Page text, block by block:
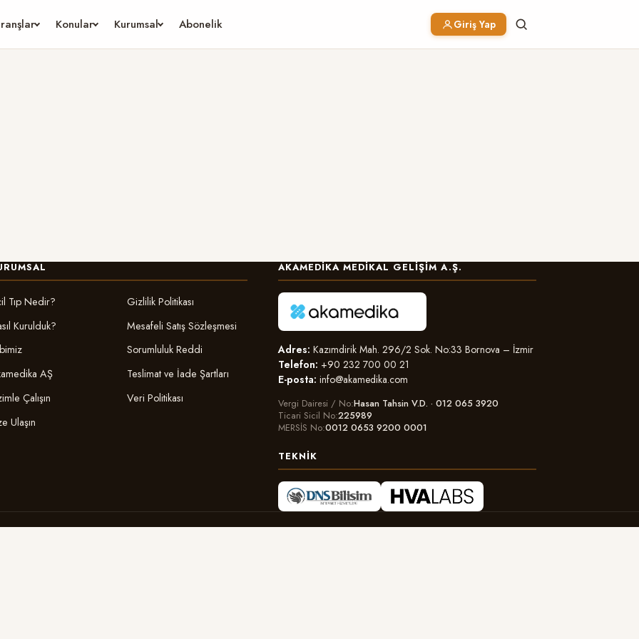
Konular Kurumsal Abonelik Giriş Yap
Tıp Nedir?
Kurulduk?
AŞ
Çalışın
Ulaşın
Gizlilik Politikası
Mesafeli Satış Sözleşmesi
Sorumluluk Reddi
Teslimat ve İade Şartları
Veri Politikası
AKAMEDIKA MEDIKAL GELIŞIM A.Ş.
Adres: Kazımdirik Mah. 296/2 Sok. No:33 Bornova – İzmir
Telefon: +90 232 700 00 21
E-posta: info@akamedika.com
Vergi Dairesi / No Hasan Tahsin V.D. · 012 065 3920
Ticari Sicil No 225989
MERSİS No 0012 0653 9200 0001
TEKNIK